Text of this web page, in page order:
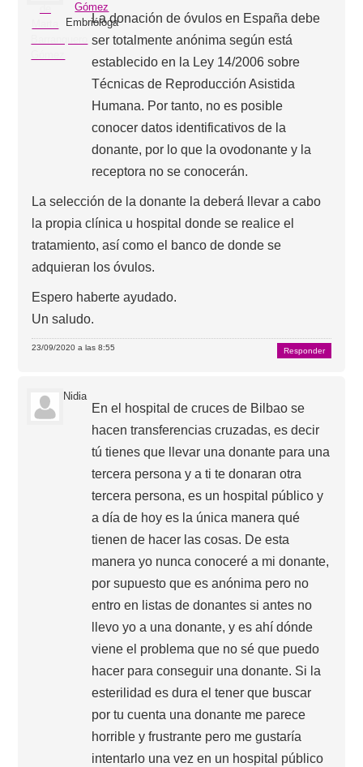
Gómez
EmbriólogaLa donación de óvulos en España debe
ser totalmente anónima según está
establecido en la Ley 14/2006 sobre
Técnicas de Reproducción Asistida
Humana. Por tanto, no es posible
conocer datos identificativos de la
donante, por lo que la ovodonante y la
receptora no se conocerán.
La selección de la donante la deberá llevar a cabo
la propia clínica u hospital donde se realice el
tratamiento, así como el banco de donde se
adquieran los óvulos.
Espero haberte ayudado.
Un saludo.
23/09/2020 a las 8:55 Responder
Nidia
En el hospital de cruces de Bilbao se
hacen transferencias cruzadas, es decir
tú tienes que llevar una donante para una
tercera persona y a ti te donaran otra
tercera persona, es un hospital público y
a día de hoy es la única manera qué
tienen de hacer las cosas. De esta
manera yo nunca conoceré a mi donante,
por supuesto que es anónima pero no
entro en listas de donantes si antes no
llevo yo a una donante, y es ahí dónde
viene el problema que no sé que puedo
hacer para conseguir una donante. Si la
esterilidad es dura el tener que buscar
por tu cuenta una donante me parece
horrible y frustrante pero me gustaría
intentarlo una vez en un hospital público